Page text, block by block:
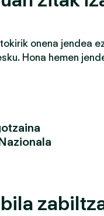
onena jendea
Hona hemen